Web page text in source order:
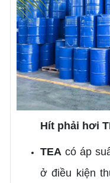
Hít phải hơi
TEA có áp
ở điều kiện